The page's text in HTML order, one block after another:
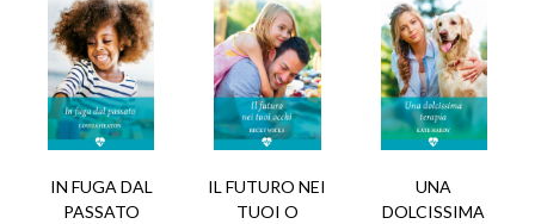
IN FUGA DAL
PASSATO
IL FUTURO NEI
TUOI O
UNA
DOLCISSIMA